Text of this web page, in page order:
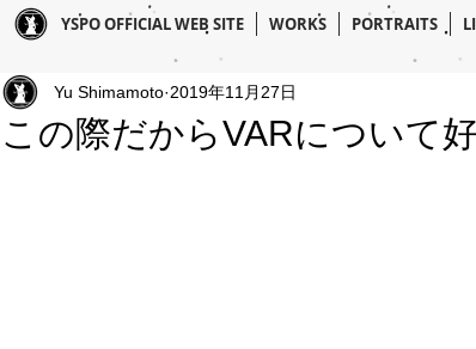
YSPO OFFICIAL WEB SITE WORKS PORTRAITS
この際だからVARについて
Yu Shimamoto 2019年11月27日